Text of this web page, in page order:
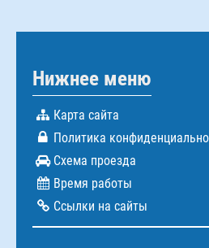
Нижнее меню
Карта сайта
Политика
Схема проезда
Время работы
Ссылки на сайты